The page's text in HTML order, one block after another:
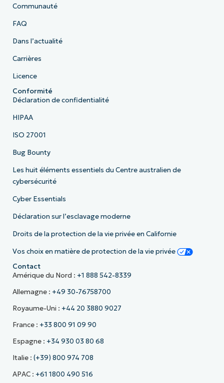
Communauté
FAQ
Dans l’actualité
Carrières
Licence
Conformité
Déclaration de confidentialité
HIPAA
ISO 27001
Bug Bounty
Les huit éléments essentiels du Centre australien de
cybersécurité
Cyber Essentials
Déclaration sur l’esclavage moderne
Droits de la protection de la vie privée en Californie
Vos choix en matière de protection de la vie privée
Contact
Amérique du Nord : +1 888 542-8339
Allemagne : +49 30-76758700
Royaume-Uni : +44 20 3880 9027
France : +33 800 91 09 90
Espagne : +34 930 03 80 68
Italie : (+39) 800 974 708
APAC : +61 1800 490 516